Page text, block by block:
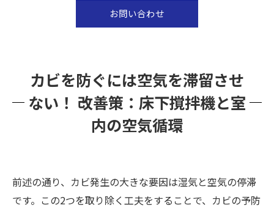
お問い合わせ
カビを防ぐには空気を滞留させ
ない！ 改善策：床下撹拌機と室
内の空気循環
前述の通り、カビ発生の大きな要因は湿気と空気の停滞
です。この2つを取り除く工夫をすることで、カビの予防